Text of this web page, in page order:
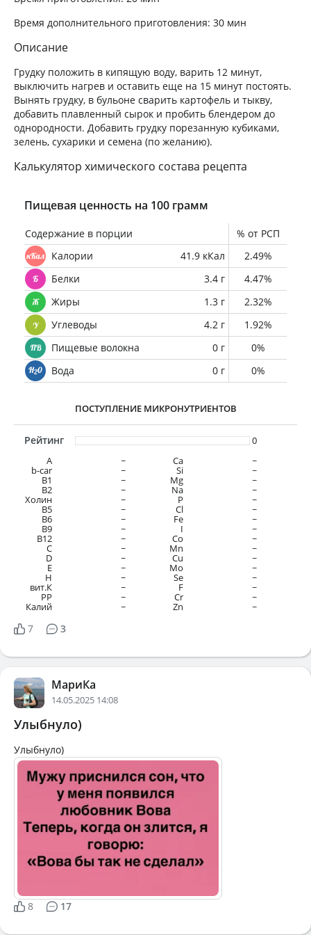
Время дополнительного приготовления: 30 мин
Описание
Грудку положить в кипящую воду, варить 12 минут,
выключить нагрев и оставить еще на 15 минут постоять.
Вынять грудку, в бульоне сварить картофель и тыкву,
добавить плавленный сырок и пробить блендером до
однородности. Добавить грудку порезанную кубиками,
зелень, сухарики и семена (по желанию).
Калькулятор химического состава рецепта
Пищевая ценность на 100 грамм
Содержание в порции
% от РСП
Калории
41.9 кКал
2.49%
Белки
3.4 г
4.47%
Жиры
1.3 г
2.32%
Углеводы
4.2 г
1.92%
Пищевые волокна
0 г
0%
Вода
0 г 0%
ПОСТУПЛЕНИЕ МИКРОНУТРИЕНТОВ
Рейтинг
0
A
~
b-car ~
В1 ~
B2 ~
Холин ~
B5 ~
B6 ~
B9 ~
B12 ~
C ~
D ~
E ~
H ~
вит.К ~
PP ~
Калий ~
Ca ~
Si ~
Mg ~
Na ~
P ~
Cl ~
Fe ~
I ~
Co ~
Mn ~
Cu ~
Mo ~
Se ~
F ~
Cr ~
Zn ~
7 3
МариКа
14.05.2025 14:08
Улыбнуло)
Улыбнуло)
8 17